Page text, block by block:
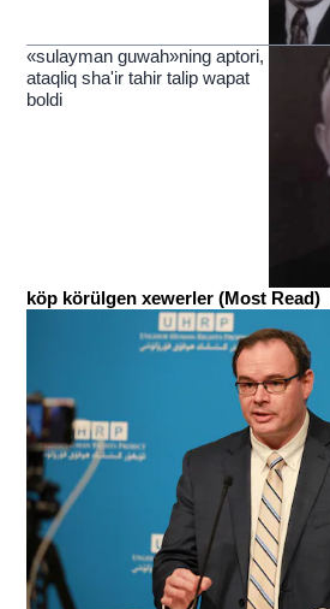
«sulayman guwah»ning aptori,
ataqliq sha'ir tahir talip wapat
boldi
köp körülgen xewerler (Most Read)